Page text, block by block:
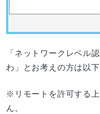
「ネットワークレベル
わ」とお考えの方は以
※リモートを許可する
ん。